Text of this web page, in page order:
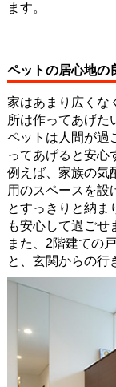
ます。
ペットの居心地の
家はあまり広くな
所は作ってあげた
ペットは人間が過
ってあげると安心
例えば、家族の気
用のスペースを設
とすっきりと納ま
も安心して過ごせ
また、2階建ての
と、玄関からの行